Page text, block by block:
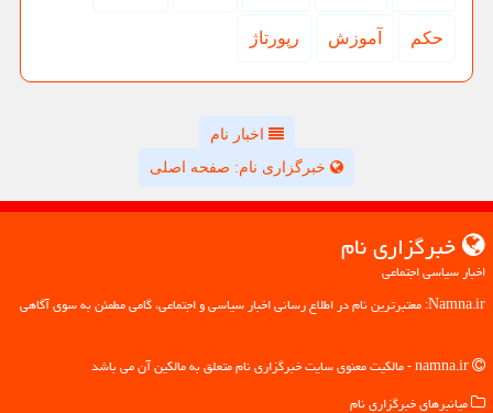
حكم آموزش رپورتاژ
اخبار نام
خبرگزاری نام: صفحه اصلی
خبرگزاری نام
اخبار سیاسی اجتماعی
Namna.ir: معتبرترین نام در اطلاع رسانی اخبار سیاسی و اجتماعی، گامی مطمئن به سوی آگاهی
میانبرهای خبرگزاری نام